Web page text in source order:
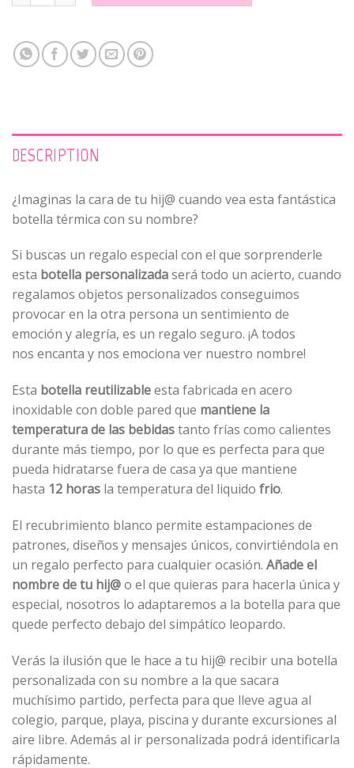
DESCRIPTION
¿Imaginas la cara de tu hij@ cuando vea esta fantástica
botella térmica con su nombre?
Si buscas un regalo especial con el que sorprenderle
esta botella personalizadaserá todo un acierto, cuando
regalamos objetos personalizados conseguimos
provocar en la otra persona un sentimiento de
emoción y alegría, es un regalo seguro. ¡A todos
nos encanta y nos emociona ver nuestro nombre!
Esta botella reutilizableesta fabricada en acero
inoxidable con doble pared que mantiene la
temperatura de las bebidastanto frías como calientes
durante más tiempo, por lo que es perfecta para que
pueda hidratarse fuera de casa ya que mantiene
hasta 12 horas la temperatura del liquido frio.
El recubrimiento blanco permite estampaciones de
patrones, diseños y mensajes únicos, convirtiéndola en
un regalo perfecto para cualquier ocasión. Añade el
nombre de tu hij@o el que quieras para hacerla única y
especial, nosotros lo adaptaremos a la botella para que
quede perfecto debajo del simpático leopardo.
Verás la ilusión que le hace a tu hij@ recibir una botella
personalizada con su nombre a la que sacara
muchísimo partido, perfecta para que lleve agua al
colegio, parque, playa, piscina y durante excursiones al
aire libre. Además al ir personalizada podrá identificarla
rápidamente.